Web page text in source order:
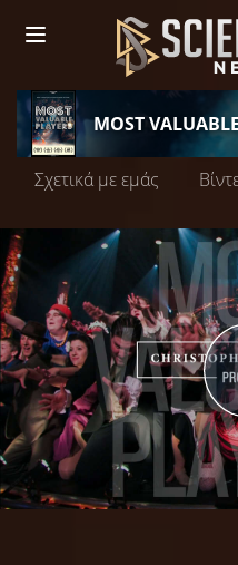
MOST
Σχετικά με εμάς